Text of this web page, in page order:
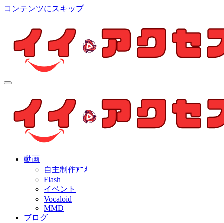
コンテンツにスキップ
個人制作アニメを中心とした動画紹介ブログ
動画
自主制作ｱﾆﾒ
Flash
イベント
Vocaloid
MMD
ブログ